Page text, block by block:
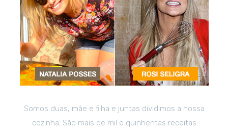
Somos duas, mãe e filha e juntas dividimos a nossa
cozinha. São mais de mil e quinhentas receitas